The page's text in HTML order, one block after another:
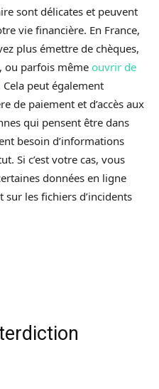
sont délicates et peuvent
vie financière. En France,
plus émettre de chèques,
ou parfois même ouvrir de
Cela peut également
de paiement et d’accès aux
qui pensent être dans
besoin d’informations
Si c’est votre cas, vous
données en ligne
les fichiers d’incidents